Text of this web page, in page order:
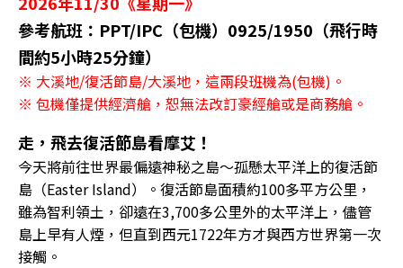
參考航班：PPT/IPC（包機）0925/1950（飛行時
間約5小時25分鐘）
※ 大溪地/復活節島/大溪地，這兩段班機為(包機)。
※ 包機僅提供經濟艙，恕無法改訂豪經艙或是商務艙。
走，飛去復活節島看摩艾！
今天將前往世界最偏遠神秘之島〜孤懸太平洋上的復活節
島（Easter Island）。復活節島面積約100多平方公里，
雖為智利領土，卻遠在3,700多公里外的太平洋上，儘管
島上早有人煙，但直到西元1722年方才與西方世界第一次
接觸。